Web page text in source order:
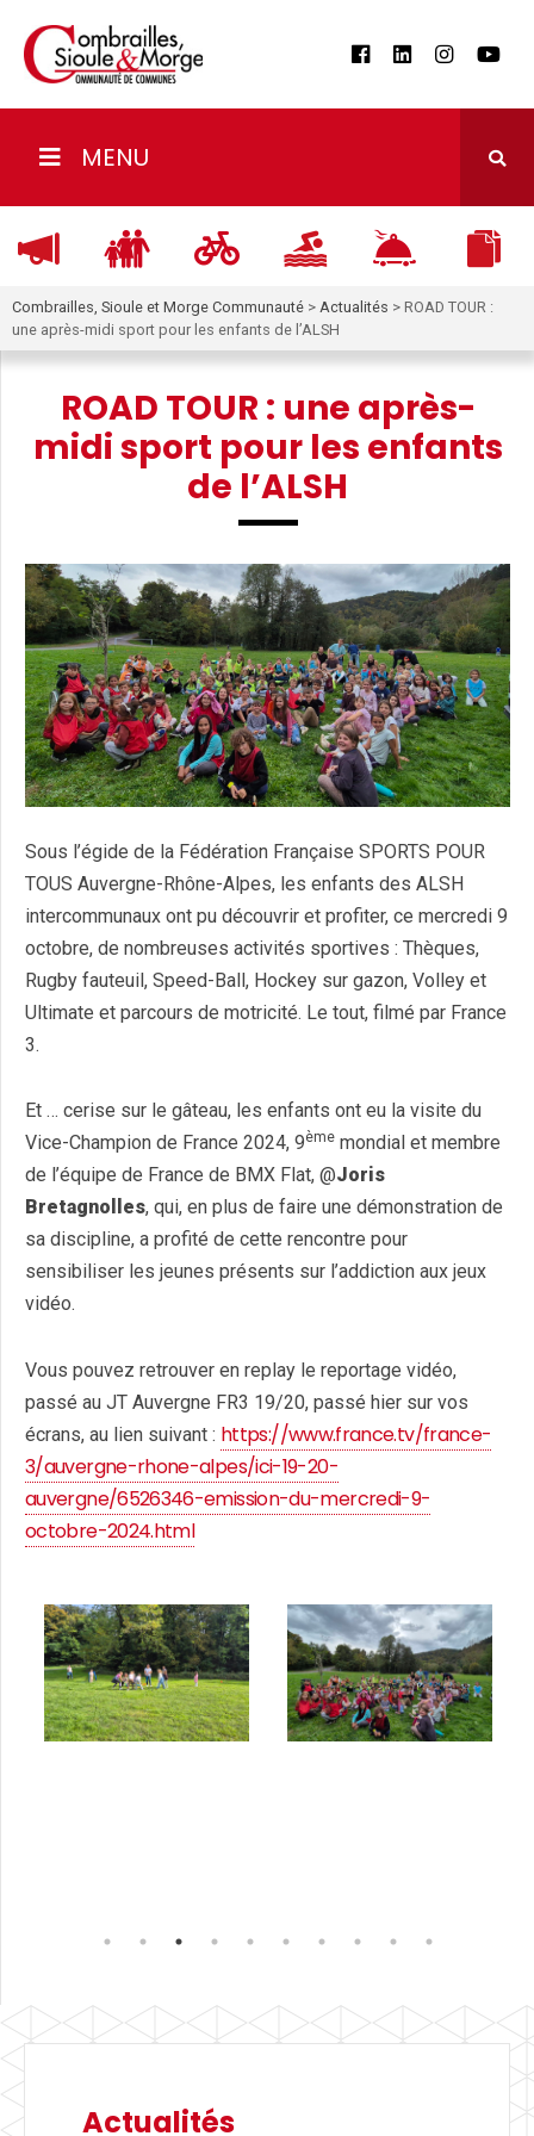
MENU
Combrailles, Sioule et Morge Communauté > Actualités > ROAD TOUR :
une après-midi sport pour les enfants de l’ALSH
ROAD TOUR : une après-
midi sport pour les enfants
de l’ALSH
Sous l’égide de la Fédération Française SPORTS POUR
TOUS Auvergne-Rhône-Alpes, les enfants des ALSH
intercommunaux ont pu découvrir et profiter, ce mercredi 9
octobre, de nombreuses activités sportives : Thèques,
Rugby fauteuil, Speed-Ball, Hockey sur gazon, Volley et
Ultimate et parcours de motricité. Le tout, filmé par France
3.
Et … cerise sur le gâteau, les enfants ont eu la visite du
Vice-Champion de France 2024, 9ème mondial et membre
de l’équipe de France de BMX Flat, @Joris
Bretagnolles, qui, en plus de faire une démonstration de
sa discipline, a profité de cette rencontre pour
sensibiliser les jeunes présents sur l’addiction aux jeux
vidéo.
Vous pouvez retrouver en replay le reportage vidéo,
passé au JT Auvergne FR3 19/20, passé hier sur vos
écrans, au lien suivant : https://www.france.tv/france-
3/auvergne-rhone-alpes/ici-19-20-
auvergne/6526346-emission-du-mercredi-9-
octobre-2024.html
Actualités